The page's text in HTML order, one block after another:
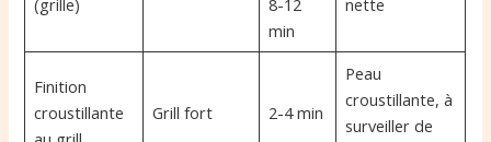
min
Finition
croustillante
Grill fort 2-4 min
Peau
croustillante, à
surveiller de